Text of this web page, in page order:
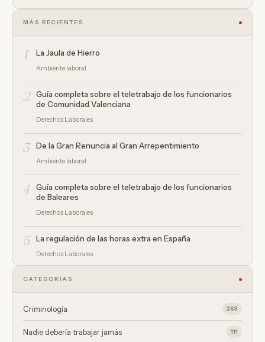
MÁS RECIENTES
1 La Jaula de Hierro
Ambiente laboral
2
Guía completa sobre el teletrabajo de los funcionarios
de Comunidad Valenciana
Derechos Laborales
3 De la Gran Renuncia al Gran Arrepentimiento
Ambiente laboral
4
Guía completa sobre el teletrabajo de los funcionarios
de Baleares
Derechos Laborales
5 La regulación de las horas extra en España
Derechos Laborales
CATEGORÍAS
Criminología 263
Nadie debería trabajar jamás 111